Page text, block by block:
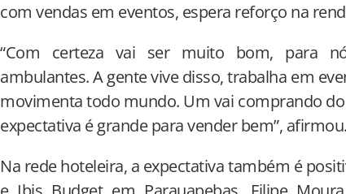
com vendas em eventos, espera reforço na
“Com certeza vai ser muito bom, para
ambulantes. A gente vive disso, trabalha em
movimenta todo mundo. Um vai comprando
expectativa é grande para vender bem”, afirmou.
Na rede hoteleira, a expectativa também é